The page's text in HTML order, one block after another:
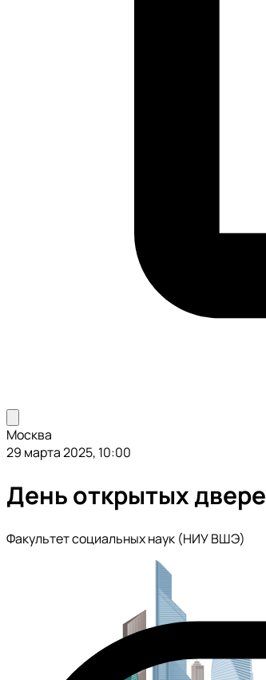
Москва
29 марта 2025, 10:00
День открытых
Факультет социальных наук (НИУ ВШЭ)